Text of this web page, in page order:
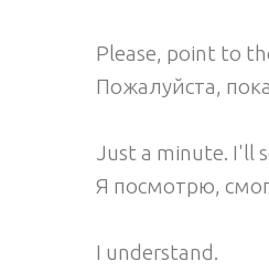
Please, point to
Пожалуйста,
Just a minute. I'll
Я посмотрю,
I understand.